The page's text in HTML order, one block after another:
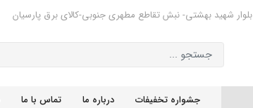
شهید بهشتی- نبش تقاطع مطهری جنوبی-کالای برق پارسیان
جشواره تخفیفات درباره ما تماس با ما